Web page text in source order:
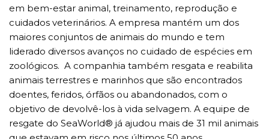
em bem-estar animal, treinamento, reprodução e
cuidados veterinários. A empresa mantém um dos
maiores conjuntos de animais do mundo e tem
liderado diversos avanços no cuidado de espécies em
zoológicos. A companhia também resgata e reabilita
animais terrestres e marinhos que são encontrados
doentes, feridos, órfãos ou abandonados, com o
objetivo de devolvê-los à vida selvagem. A equipe de
resgate do SeaWorld® já ajudou mais de 31 mil animais